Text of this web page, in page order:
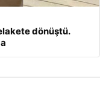
dönüştü.